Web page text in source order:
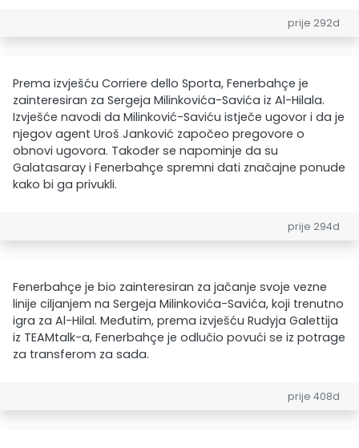
prije 292d
Prema izvješću Corriere dello Sporta, Fenerbahçe je
zainteresiran za Sergeja Milinkovića-Savića iz Al-Hilala.
Izvješće navodi da Milinković-Saviću istječe ugovor i da je
njegov agent Uroš Janković započeo pregovore o
obnovi ugovora. Također se napominje da su
Galatasaray i Fenerbahçe spremni dati značajne ponude
kako bi ga privukli.
prije 294d
Fenerbahçe je bio zainteresiran za jačanje svoje vezne
linije ciljanjem na Sergeja Milinkovića-Savića, koji trenutno
igra za Al-Hilal. Međutim, prema izvješću Rudyja Galettija
iz TEAMtalk-a, Fenerbahçe je odlučio povući se iz potrage
za transferom za sada.
prije 408d